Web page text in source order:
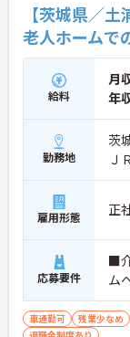
【茨城県／
老人ホームで
給料
月
年
勤務地
茨
Ｊ
雇用形態 正
応募要件
■
ム
車通勤可 残業少なめ